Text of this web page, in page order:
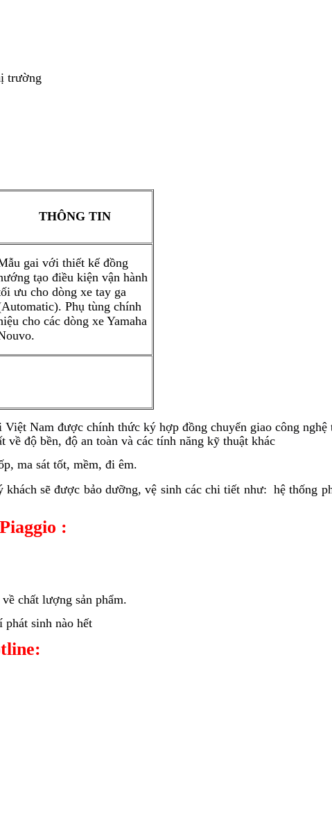
trường
THÔNG TIN
gai với thiết kế đồng
tạo điều kiện vận hành
ưu cho dòng xe tay ga
Phụ tùng chính
cho các dòng xe Yamaha
Nam được chính thức ký hợp đồng chuyển giao công
độ bền, độ an toàn và các tính năng kỹ thuật khác
ma sát tốt, mềm, đi êm.
sẽ được bảo dưỡng, vệ sinh các chi tiết như: hệ thống
:
chất lượng sản phẩm.
sinh nào hết